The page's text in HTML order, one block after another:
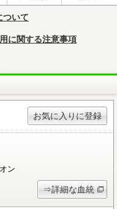
ついて
に関する注意事項
お気に入りに登録
ン
⇒詳細な血統